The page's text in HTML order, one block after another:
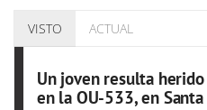
VISTO ACTUAL
Un joven resulta
en la OU-533, en